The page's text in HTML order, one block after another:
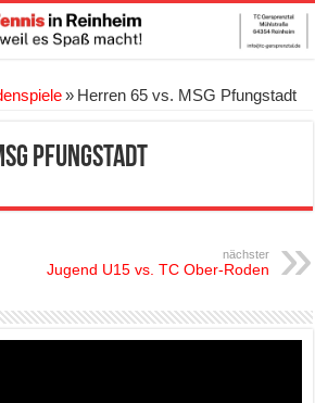
» Herren 65 vs. MSG Pfungstadt
Pfungstadt
nächster
Jugend U15 vs. TC Ober-Roden